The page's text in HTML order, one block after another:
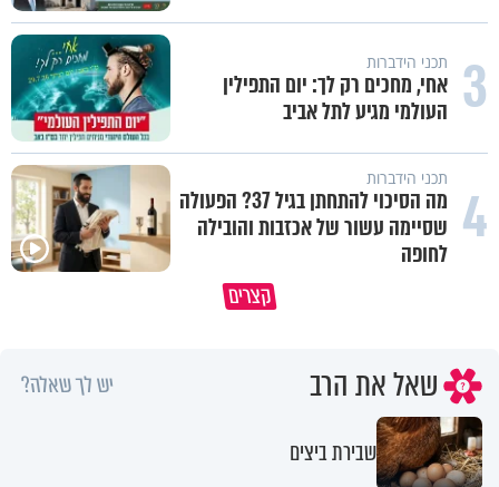
3 תכני הידברות
אחי, מחכים רק לך: יום התפילין
העולמי מגיע לתל אביב
4 תכני הידברות
מה הסיכוי להתחתן בגיל 37? הפעולה
שסיימה עשור של אכזבות והובילה
לחופה
קצרים
שאל את הרב יש לך שאלה?
שבירת ביצים